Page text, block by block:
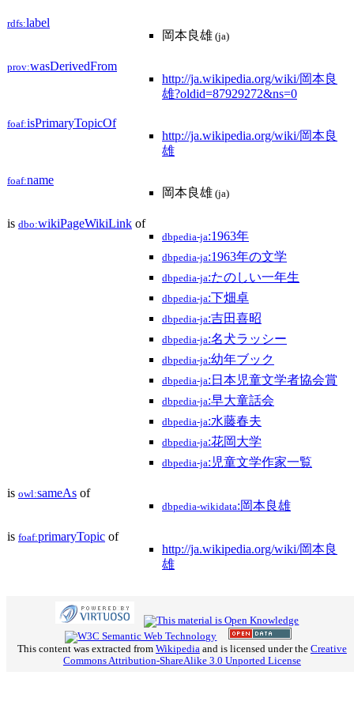
rdfs:label
岡本良雄 (ja)
prov:wasDerivedFrom
http://ja.wikipedia.org/wiki/岡本良
雄?oldid=87929272&ns=0
foaf:isPrimaryTopicOf
http://ja.wikipedia.org/wiki/岡本良
雄
foaf:name
岡本良雄 (ja)
is dbo:wikiPageWikiLink of
dbpedia-ja:1963年
dbpedia-ja:1963年の文学
dbpedia-ja:たのしい一年生
dbpedia-ja:下畑卓
dbpedia-ja:吉田喜昭
dbpedia-ja:名犬ラッシー
dbpedia-ja:幼年ブック
dbpedia-ja:日本児童文学者協会賞
dbpedia-ja:早大童話会
dbpedia-ja:水藤春夫
dbpedia-ja:花岡大学
dbpedia-ja:児童文学作家一覧
is owl:sameAs of
dbpedia-wikidata:岡本良雄
is foaf:primaryTopic of
http://ja.wikipedia.org/wiki/岡本良
雄
This content was extracted from Wikipedia and is licensed under the Creative
Commons Attribution-ShareAlike 3.0 Unported License